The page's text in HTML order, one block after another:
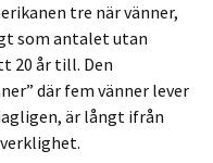
tre när vänner,
som antalet utan
20 år till. Den
där fem vänner lever
är långt ifrån